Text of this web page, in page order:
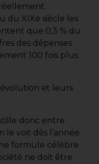
du XIXe siècle les
que 0,3 % du
des dépenses
100 fois plus
et leurs
donc entre
le voit dès l’année
formule célèbre
ne doit être